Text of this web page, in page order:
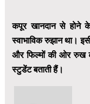
कपूर खानदान से होने
स्वाभाविक रुझान था।
और फिल्मों की ओर रुख
स्टुडेंट बताती हैं।